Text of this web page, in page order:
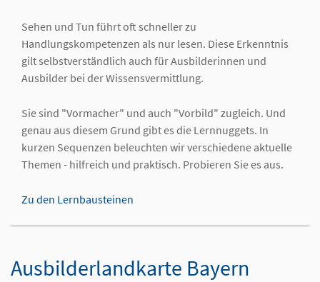
Sehen und Tun führt oft schneller zu
Handlungskompetenzen als nur lesen. Diese Erkenntnis
gilt selbstverständlich auch für Ausbilderinnen und
Ausbilder bei der Wissensvermittlung.
Sie sind "Vormacher" und auch "Vorbild" zugleich. Und
genau aus diesem Grund gibt es die Lernnuggets. In
kurzen Sequenzen beleuchten wir verschiedene aktuelle
Themen - hilfreich und praktisch. Probieren Sie es aus.
Zu den Lernbausteinen
Ausbilderlandkarte Bayern